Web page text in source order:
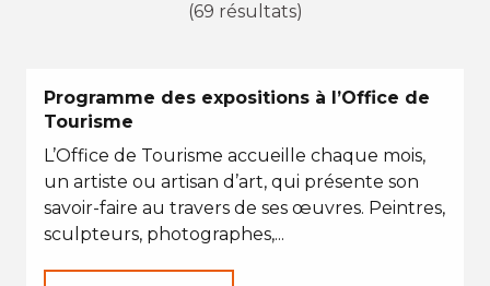
(69 résultats)
Programme des expositions à l’Office de
Tourisme
L’Office de Tourisme accueille chaque mois,
un artiste ou artisan d’art, qui présente son
savoir-faire au travers de ses œuvres. Peintres,
sculpteurs, photographes,...